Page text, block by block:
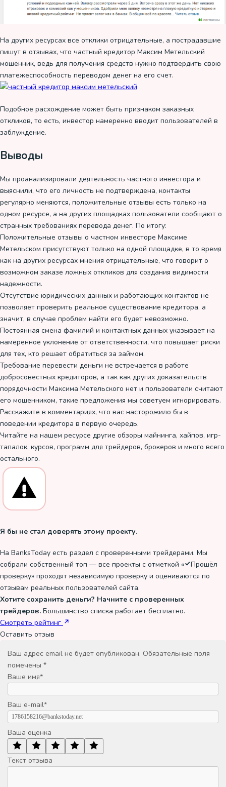
На других ресурсах все отклики отрицательные, а пострадавшие
пишут в отзывах, что частный кредитор Максим Метельский
мошенник, ведь для получения средств нужно подтвердить свою
платежеспособность переводом денег на его счет.
Подобное расхождение может быть признаком заказных
откликов, то есть, инвестор намеренно вводит пользователей в
заблуждение.
Выводы
Мы проанализировали деятельность частного инвестора и
выяснили, что его личность не подтверждена, контакты
регулярно меняются, положительные отзывы есть только на
одном ресурсе, а на других площадках пользователи сообщают о
странных требованиях перевода денег. По итогу:
Положительные отзывы о частном инвесторе Максиме
Метельском присутствуют только на одной площадке, в то время
как на других ресурсах мнения отрицательные, что говорит о
возможном заказе ложных откликов для создания видимости
надежности.
Отсутствие юридических данных и работающих контактов не
позволяет проверить реальное существование кредитора, а
значит, в случае проблем найти его будет невозможно.
Постоянная смена фамилий и контактных данных указывает на
намеренное уклонение от ответственности, что повышает риски
для тех, кто решает обратиться за займом.
Требование перевести деньги не встречается в работе
добросовестных кредиторов, а так как других доказательств
порядочности Максима Метельского нет и пользователи считают
его мошенником, такие предложения мы советуем игнорировать.
Расскажите в комментариях, что вас насторожило бы в
поведении кредитора в первую очередь.
Читайте на нашем ресурсе другие обзоры майнинга, хайпов, игр-
тапалок, курсов, программ для трейдеров, брокеров и много всего
остального.
Я бы не стал доверять этому проекту.
На BanksToday есть раздел с проверенными трейдерами. Мы
собрали собственный топ — все проекты с отметкой «
Прошёл
проверку» проходят независимую проверку и оцениваются по
отзывам реальных пользователей сайта.
Хотите сохранить деньги? Начните с проверенных
трейдеров. Большинство списка работает бесплатно.
Смотреть рейтинг
Оставить отзыв
Ваш адрес email не будет опубликован. Обязательные поля
помечены *
Ваше имя*
Ваш e-mail*
Ваша оценка
Текст отзыва